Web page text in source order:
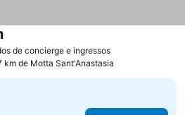
de concierge e ingressos
km de Motta Sant'Anastasia